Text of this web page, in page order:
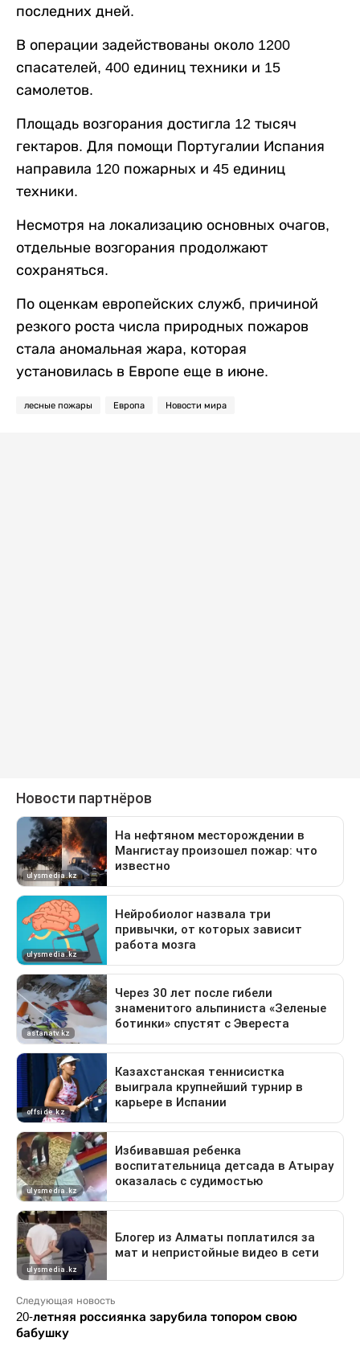
последних дней.
В операции задействованы около 1200
спасателей, 400 единиц техники и 15
самолетов.
Площадь возгорания достигла 12 тысяч
гектаров. Для помощи Португалии Испания
направила 120 пожарных и 45 единиц
техники.
Несмотря на локализацию основных очагов,
отдельные возгорания продолжают
сохраняться.
По оценкам европейских служб, причиной
резкого роста числа природных пожаров
стала аномальная жара, которая
установилась в Европе еще в июне.
лесные пожары Европа Новости мира
Следующая новость
20-летняя россиянка зарубила топором свою
бабушку